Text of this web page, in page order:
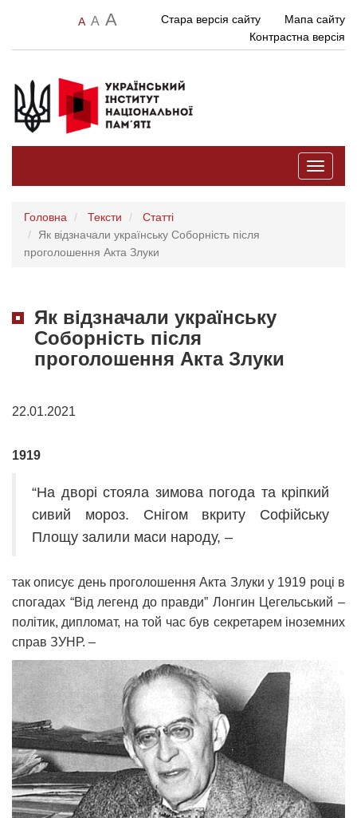
A A A Стара версія сайту
Мапа сайту
Контрастна версія
Toggle
Головна Тексти
Статті
Як відзначали українську Соборність після
проголошення Акта Злуки
Як відзначали українську
Соборність після
проголошення Акта Злуки
22.01.2021
1919
“На дворі стояла зимова погода та кріпкий
сивий мороз. Снігом вкриту Софійську
Площу залили маси народу, –
так описує день проголошення Акта Злуки у 1919 році в
спогадах “Від легенд до правди” Лонгин Цегельський –
політик, дипломат, на той час був секретарем іноземних
справ ЗУНР. –